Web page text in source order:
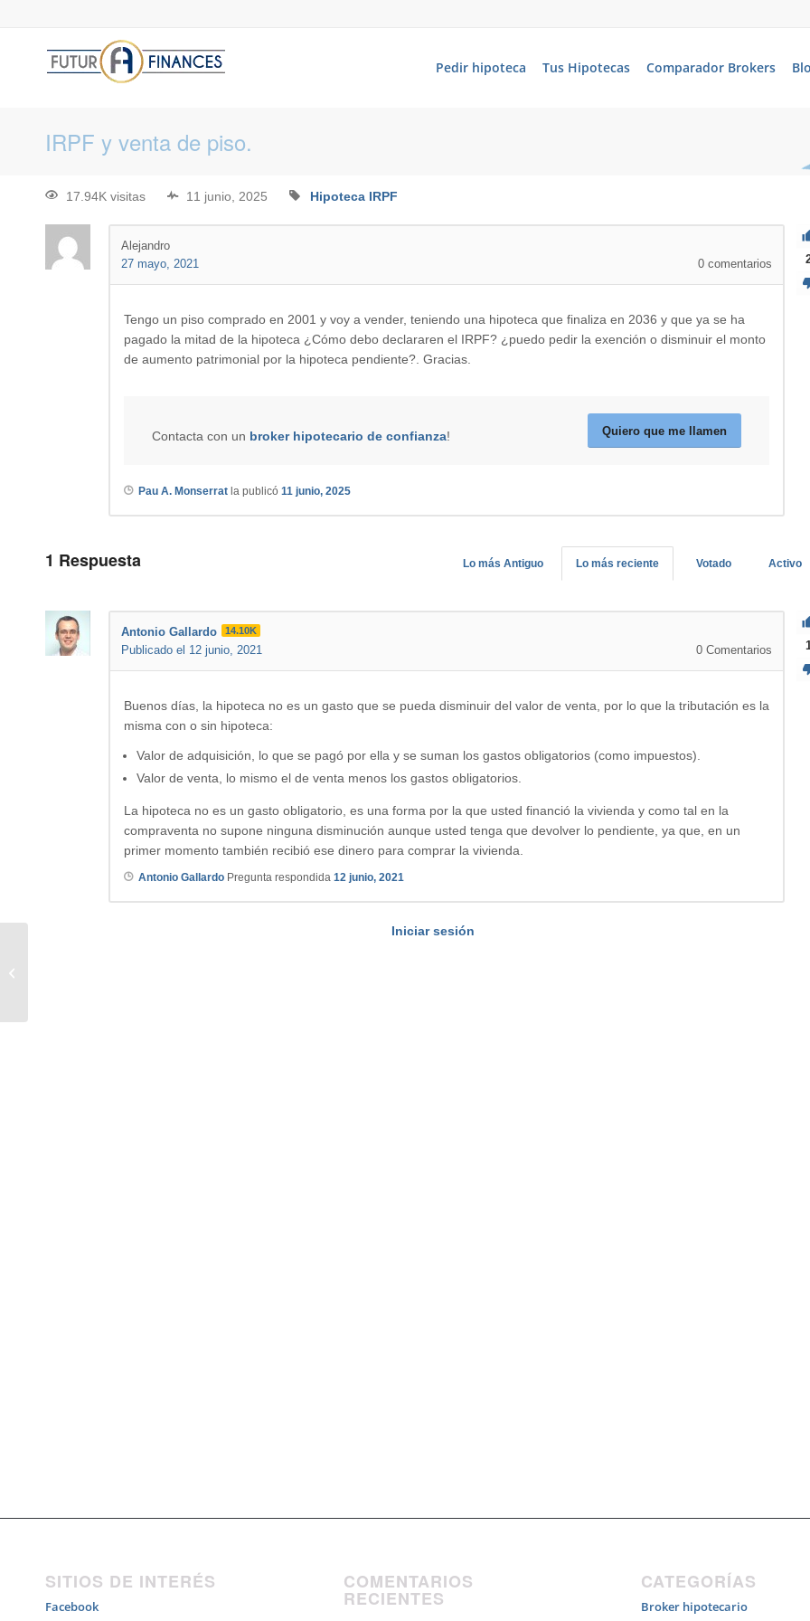
Pedir hipoteca Tus Hipotecas Comparador Brokers
IRPF y venta de piso.
17.94K visitas 11 junio, 2025 Hipoteca IRPF
Alejandro
27 mayo, 2021
0 comentarios
Tengo un piso comprado en 2001 y voy a vender, teniendo una hipoteca que finaliza en 2036 y que ya se ha
pagado la mitad de la hipoteca ¿Cómo debo declararen el IRPF? ¿puedo pedir la exención o disminuir el monto
de aumento patrimonial por la hipoteca pendiente?. Gracias.
Contacta con un broker hipotecario de confianza! Quiero que me llamen
Pau A. Monserrat la publicó 11 junio, 2025
1 Respuesta Activo
Votado
Lo más reciente
Lo más Antiguo
Antonio Gallardo 14.10K
Publicado el 12 junio, 2021 0 Comentarios
Buenos días, la hipoteca no es un gasto que se pueda disminuir del valor de venta, por lo que la tributación es la
misma con o sin hipoteca:
Valor de adquisición, lo que se pagó por ella y se suman los gastos obligatorios (como impuestos).
Valor de venta, lo mismo el de venta menos los gastos obligatorios.
La hipoteca no es un gasto obligatorio, es una forma por la que usted financió la vivienda y como tal en la
compraventa no supone ninguna disminución aunque usted tenga que devolver lo pendiente, ya que, en un
primer momento también recibió ese dinero para comprar la vivienda.
Antonio Gallardo Pregunta respondida 12 junio, 2021
Iniciar sesión
SITIOS DE INTERÉS
Facebook
COMENTARIOS
RECIENTES
CATEGORÍAS
Broker hipotecario